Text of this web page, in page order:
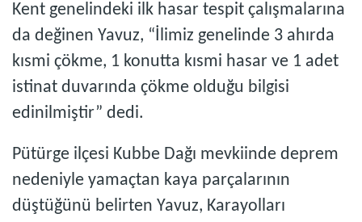
Kent genelindeki ilk hasar tespit çalışmalarına
da değinen Yavuz, “İlimiz genelinde 3 ahırda
kısmi çökme, 1 konutta kısmi hasar ve 1 adet
istinat duvarında çökme olduğu bilgisi
edinilmiştir” dedi.
Pütürge ilçesi Kubbe Dağı mevkiinde deprem
nedeniyle yamaçtan kaya parçalarının
düştüğünü belirten Yavuz, Karayolları